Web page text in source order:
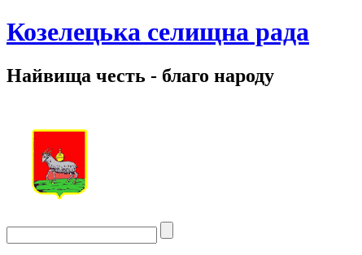
Козелецька селищна рада
Найвища честь - благо народу